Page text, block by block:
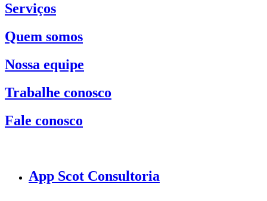
Serviços
Quem somos
Nossa equipe
Trabalhe conosco
Fale conosco
App Scot Consultoria